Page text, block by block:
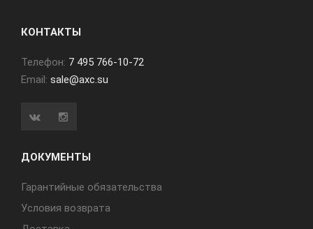
КОНТАКТЫ
Телефон: 7 495 766-10-72
Email: sale@axc.su
ДОКУМЕНТЫ
Гарантийные обязательства
Условия возврата